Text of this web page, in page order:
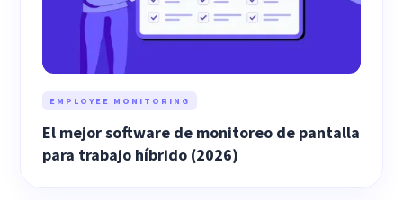
EMPLOYEE MONITORING
El mejor software de monitoreo de pantalla
para trabajo híbrido (2026)